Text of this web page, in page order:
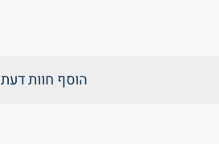
הוסף חוות דעת